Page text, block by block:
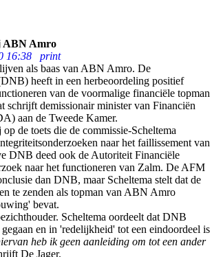
ABN Amro
16:38
print
als baas van ABN Amro. De
heeft in een herbeoordeling positief
van de voormalige financiële topman
schrijft demissionair minister van Financiën
aan de Tweede Kamer.
de toets die de commissie-Scheltema
naar het faillissement van
DNB deed ook de Autoriteit Financiële
naar het functioneren van Zalm. De AFM
dan DNB, maar Scheltema stelt dat de
te zenden als topman van ABN Amro
bevat.
Scheltema oordeelt dat DNB
en in 'redelijkheid' tot een eindoordeel is
heb ik geen aanleiding om tot een ander
De Jager.